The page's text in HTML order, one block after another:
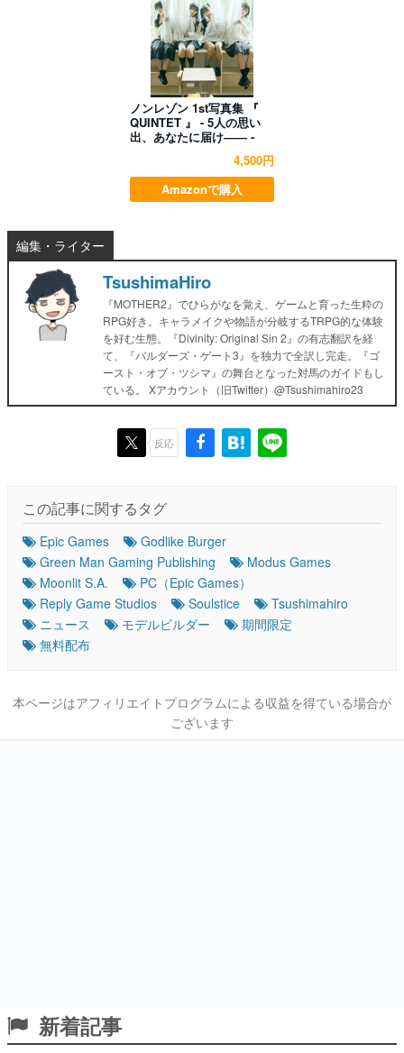
ノンレゾン 1st写真集 『
QUINTET 』 - 5人の思い
出、あなたに届け―― -
4,500円
Amazonで購入
編集・ライター
TsushimaHiro
『MOTHER2』でひらがなを覚え、ゲームと育った生粋の
RPG好き。キャラメイクや物語が分岐するTRPG的な体験
を好む生態。『Divinity: Original Sin 2』の有志翻訳を経
て、『バルダーズ・ゲート3』を独力で全訳し完走。『ゴ
ースト・オブ・ツシマ』の舞台となった対馬のガイドもし
ている。 Xアカウント（旧Twitter）@Tsushimahiro23
反応
この記事に関するタグ
Epic Games
Godlike Burger
Green Man Gaming Publishing
Modus Games
Moonlit S.A.
PC（Epic Games）
Reply Game Studios
Soulstice
Tsushimahiro
ニュース
モデルビルダー
期間限定
無料配布
本ページはアフィリエイトプログラムによる収益を得ている場合が
ございます
新着記事